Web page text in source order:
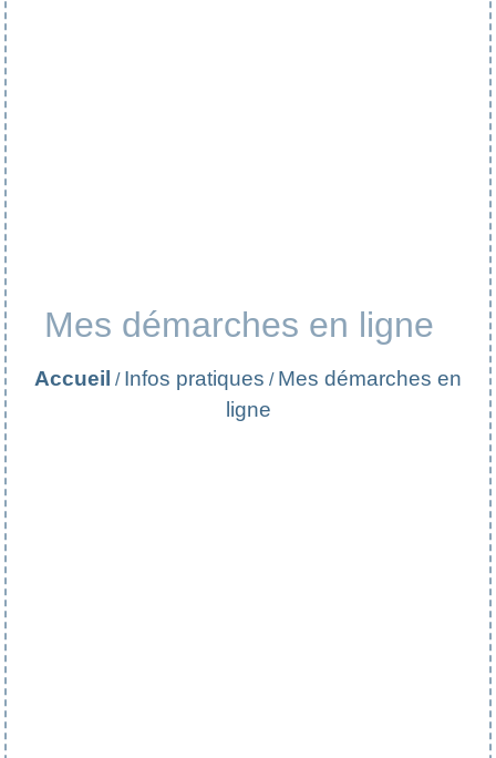
Mes démarches en ligne
Accueil / Infos pratiques / Mes démarches en
ligne